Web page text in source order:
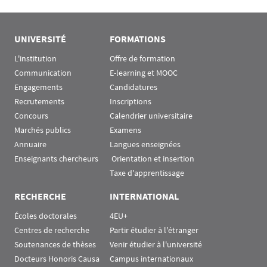
UNIVERSITÉ
L'institution
Communication
Engagements
Recrutements
Concours
Marchés publics
Annuaire
Enseignants chercheurs
FORMATIONS
Offre de formation
E-learning et MOOC
Candidatures
Inscriptions
Calendrier universitaire
Examens
Langues enseignées
Orientation et insertion
Taxe d'apprentissage
RECHERCHE
Écoles doctorales
Centres de recherche
Soutenances de thèses
Docteurs Honoris Causa
INTERNATIONAL
4EU+
Partir étudier à l'étranger
Venir étudier à l'université
Campus internationaux